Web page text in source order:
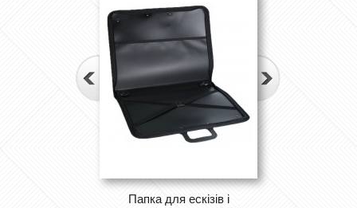
Папка для ескізів і